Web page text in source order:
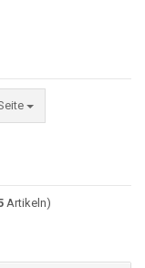
Artikeln)